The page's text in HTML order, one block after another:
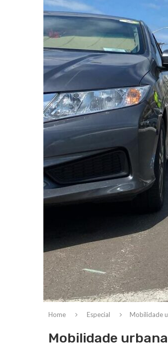
Home Especial Mobilidade
Mobilidade